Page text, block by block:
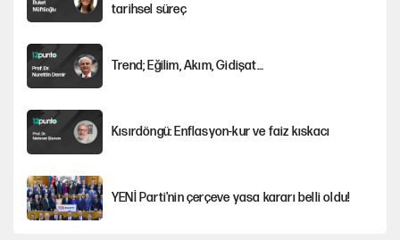
tarihsel süreç
Trend; Eğilim, Akım, Gidişat…
Kısırdöngü: Enflasyon-kur ve faiz kıskacı
YENİ Parti'nin çerçeve yasa kararı belli oldu!